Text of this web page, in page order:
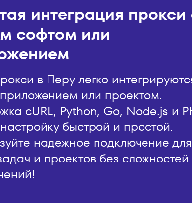
интеграция прокси
софтом или
в Перу легко
или проектом.
cURL, Python, Go, Node.js и
быстрой и простой.
надежное подключение для
и проектов без сложностей